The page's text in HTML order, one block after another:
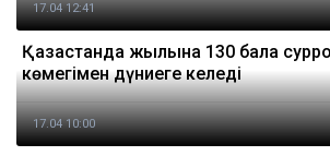
17.04 12:41
Қазақстанда жылына 130 бала
көмегімен дүниеге келеді
17.04 10:00